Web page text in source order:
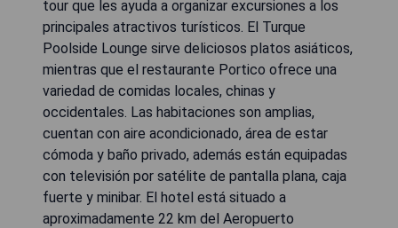
tour que les ayuda a organizar excursiones a los
principales atractivos turísticos. El Turque
Poolside Lounge sirve deliciosos platos asiáticos,
mientras que el restaurante Portico ofrece una
variedad de comidas locales, chinas y
occidentales. Las habitaciones son amplias,
cuentan con aire acondicionado, área de estar
cómoda y baño privado, además están equipadas
con televisión por satélite de pantalla plana, caja
fuerte y minibar. El hotel está situado a
aproximadamente 22 km del Aeropuerto